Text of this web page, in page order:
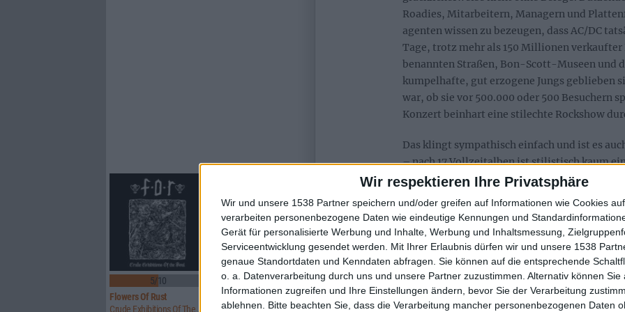
Wir respektieren Ihre Privatsphäre
Wir und unsere 1538 Partner speichern und/oder greifen auf Informationen wie Cookies
verarbeiten personenbezogene Daten wie eindeutige Kennungen und
Gerät für personalisierte Werbung und Inhalte, Werbung und Inhaltsmessung,
Serviceentwicklung gesendet werden.
Mit Ihrer Erlaubnis dürfen wir und unsere 1538
genaue Standortdaten und Kenndaten abfragen. Sie können auf die entsprechende
o. a. Datenverarbeitung durch uns und unsere Partner zuzustimmen. Alternativ können Sie
Informationen zugreifen und Ihre Einstellungen ändern, bevor Sie der Verarbeitung
ablehnen.
Bitte beachten Sie, dass die Verarbeitung mancher personenbezogenen Daten
Roadies, Mitarbeitern, Managern und
agenten wissen zu bezeugen, dass AC/DC
Tage, trotz mehr als 150 Millionen
benannten Straßen, Bon-Scott-Museen und
kumpelhafte, gut erzogene Jungs geblieben
war, ob sie vor 500.000 oder 500 Besuchern
Konzert beinhart eine stilechte Rockshow
Das klingt sympathisch einfach und ist es
– nach 17 Vollzeitalben ist stilistisch kaum
wenn man sich das Debüt „High Voltage“
dafür ist ihre Musik wohl auch nicht gedacht
dabei auch schlecht möglich, weil das Zeug
Man könnte zwar sagen, Susan Masino
hoffnungslos engstirnigen Rocksauriern, die
Album aufnehmen, als knallhart stilecht und
geblieben zu bezeichnen. Das sage ich aber
5/10
Flowers Of Rust
8/10
Xandria
Eclipse